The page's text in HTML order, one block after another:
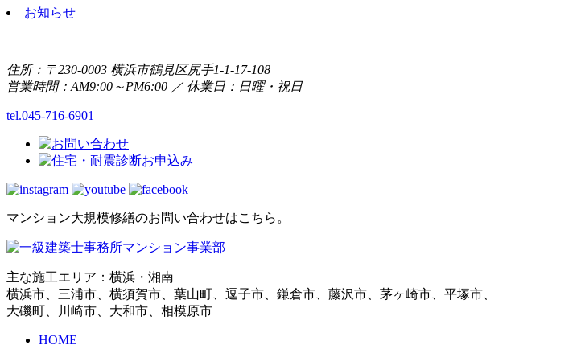
お知らせ
住所：〒230-0003 横浜市鶴見区尻手1-1-17-108
営業時間：AM9:00～PM6:00 ／ 休業日：日曜・祝日
tel.045-716-6901
マンション大規模修繕のお問い合わせはこちら。
主な施工エリア：横浜・湘南
横浜市、三浦市、横須賀市、葉山町、逗子市、鎌倉市、藤沢市、茅ヶ崎市、平塚市、
大磯町、川崎市、大和市、相模原市
HOME